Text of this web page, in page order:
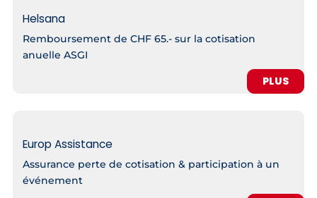
Helsana
Remboursement de CHF 65.- sur la cotisation
anuelle ASGI
PLUS
Europ Assistance
Assurance perte de cotisation & participation à un
événement